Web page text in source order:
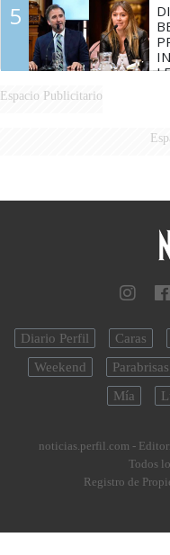
5
Espacio Publicitario
Diario Perfil Caras
Weekend
Parabrisas
Mía
noticias.perfil.com -
Todos
Registro de